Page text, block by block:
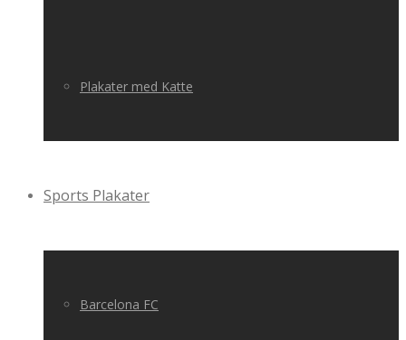
Plakater med Katte
Sports Plakater
Barcelona FC